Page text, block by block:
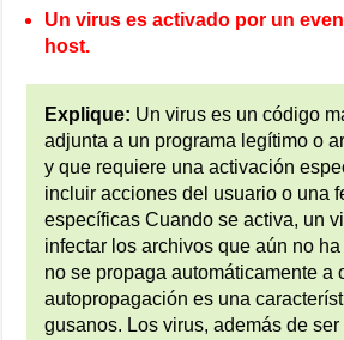
Un virus es activado por un
host.
Explique: Un virus es un código
adjunta a un programa legítimo o
y que requiere una activación
incluir acciones del usuario o una
específicas Cuando se activa, un
infectar los archivos que aún no
no se propaga automáticamente a
autopropagación es una
gusanos. Los virus, además de